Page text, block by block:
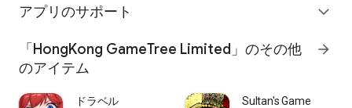
✦最新情報はこちら
【公式ウェブサイト】
【公式X】
https://x.com/DaiblosCore_JP
✦カスタマーサポート
アプリのサポート expand_more
「HongKong GameTree Limited」のその他
のアイテム
arrow_forward
ドラベル Sultan's Game